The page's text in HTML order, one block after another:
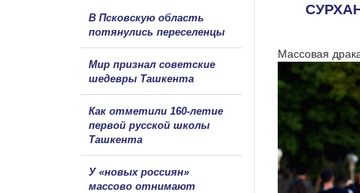
Массовая
В Псковскую область
потянулись переселенцы
Мир признал советские
шедевры Ташкента
Как отметили 160-летие
первой русской школы
Ташкента
У «новых россиян»
массово отнимают